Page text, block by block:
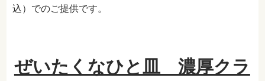
込）でのご提供です。
ぜいたくなひと皿 濃厚クラ